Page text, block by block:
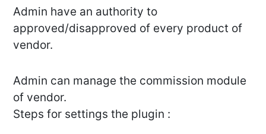
Admin have an authority to
approved/disapproved of every product of
vendor.
Admin can manage the commission module
of vendor.
Steps for settings the plugin :